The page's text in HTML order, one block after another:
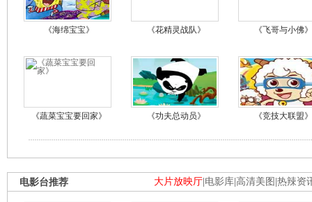
《海绵宝宝》 《花精灵战队》 《飞哥与小佛》
《蔬菜宝宝要回家》 《功夫总动员》 《竞技大联盟》
大片放映厅 电影库 高清美图 热辣资
电影台推荐